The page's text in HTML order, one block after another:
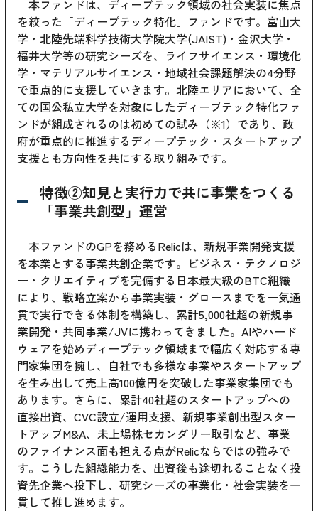
本ファンドは、ディープテック領域の社会実装に焦点
を絞った「ディープテック特化」ファンドです。富山大
学・北陸先端科学技術大学院大学(JAIST)・金沢大学・
福井大学等の研究シーズを、ライフサイエンス・環境化
学・マテリアルサイエンス・地域社会課題解決の4分野
で重点的に支援していきます。北陸エリアにおいて、全
ての国公私立大学を対象にしたディープテック特化ファ
ンドが組成されるのは初めての試み（※1）であり、政
府が重点的に推進するディープテック・スタートアップ
支援とも方向性を共にする取り組みです。
特徴②知見と実行力で共に事業をつくる
「事業共創型」運営
本ファンドのGPを務めるRelicは、新規事業開発支援
を本業とする事業共創企業です。ビジネス・テクノロジ
ー・クリエイティブを完備する日本最大級のBTC組織
により、戦略立案から事業実装・グロースまでを一気通
貫で実行できる体制を構築し、累計5,000社超の新規事
業開発・共同事業/JVに携わってきました。AIやハード
ウェアを始めディープテック領域まで幅広く対応する専
門家集団を擁し、自社でも多様な事業やスタートアップ
を生み出して売上高100億円を突破した事業家集団でも
あります。さらに、累計40社超のスタートアップへの
直接出資、CVC設立/運用支援、新規事業創出型スター
トアップM&A、未上場株セカンダリー取引など、事業
のファイナンス面も担える点がRelicならではの強みで
す。こうした組織能力を、出資後も途切れることなく投
資先企業へ投下し、研究シーズの事業化・社会実装を一
貫して推し進めます。